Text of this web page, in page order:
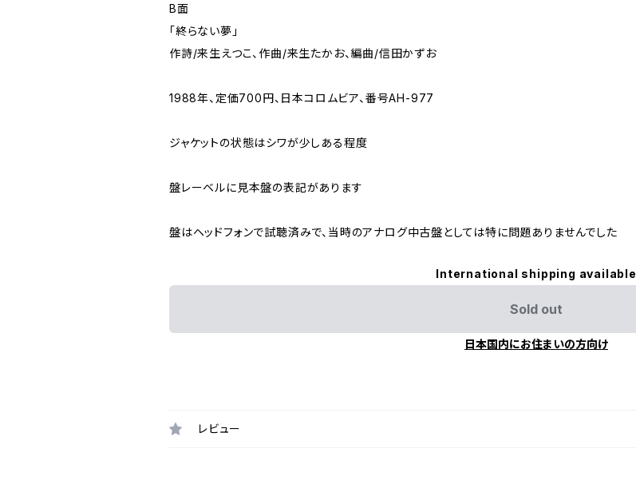
B面
「終らない夢」
作詩/来生えつこ、作曲/来生たかお、編曲/信田かずお
1988年、定価700円、日本コロムビア、番号AH-977
ジャケットの状態はシワが少しある程度
盤レーベルに見本盤の表記があります
盤はヘッドフォンで試聴済みで、当時のアナログ中古盤としては特に問題ありませんでした
International shipping available
Sold out
日本国内にお住まいの方向け
レビュー